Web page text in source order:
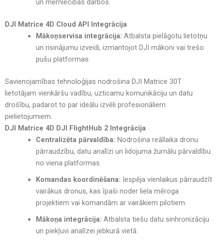
un mērniecības darbos.
DJI Matrice 4D Cloud API Integrācija
Mākoņservisa integrācija: Atbalsta pielāgotu lietotņu
un risinājumu izveidi, izmantojot DJI mākoni vai trešo
pušu platformas.
Savienojamības tehnoloģijas nodrošina DJI Matrice 30T
lietotājam vienkāršu vadību, uzticamu komunikāciju un datu
drošību, padarot to par ideālu izvēli profesionāliem
pielietojumiem.
DJI Matrice 4D DJI FlightHub 2 Integrācija
Centralizēta pārvaldība: Nodrošina reāllaika dronu
pārraudzību, datu analīzi un lidojuma žurnālu pārvaldību
no viena platformas.
Komandas koordinēšana: Iespēja vienlaikus pārraudzīt
vairākus dronus, kas īpaši noder liela mēroga
projektiem vai komandām ar vairākiem pilotiem.
Mākoņa integrācija: Atbalsta tiešu datu sinhronizāciju
un piekļuvi analīzei jebkurā vietā.